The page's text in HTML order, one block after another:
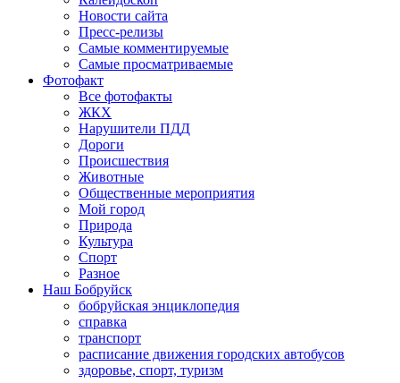
Новости сайта
Пресс-релизы
Самые комментируемые
Самые просматриваемые
Фотофакт
Все фотофакты
ЖКХ
Нарушители ПДД
Дороги
Происшествия
Животные
Общественные мероприятия
Мой город
Природа
Культура
Спорт
Разное
Наш Бобруйск
бобруйская энциклопедия
справка
транспорт
расписание движения городских автобусов
здоровье, спорт, туризм